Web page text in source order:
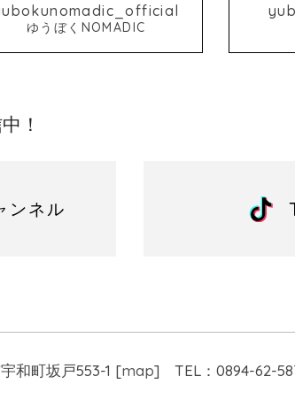
ゆうぼくNOMADIC
！
ンネル
和町坂戸553-1 [map] TEL：0894-62-